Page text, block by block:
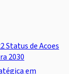
Status de Acoes
2030
em